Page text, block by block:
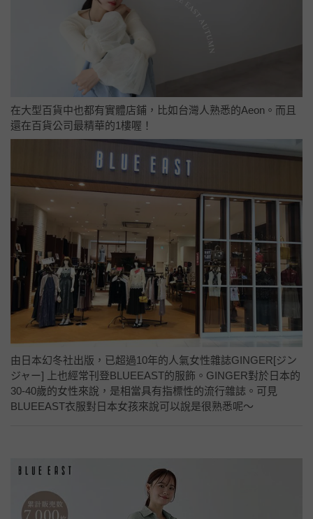
在大型百貨中也都有實體店鋪，比如台灣人熟悉的Aeon。而且
還在百貨公司最精華的1樓喔！
由日本幻冬社出版，已超過10年的人氣女性雜誌GINGER[ジン
ジャー] 上也經常刊登BLUEEAST的服飾。GINGER對於日本的
30-40歲的女性來說，是相當具有指標性的流行雜誌。可見
BLUEEAST衣服對日本女孩來說可以說是很熟悉呢～